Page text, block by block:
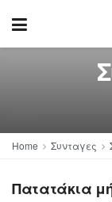
Home Συνταγες
Πατατάκια